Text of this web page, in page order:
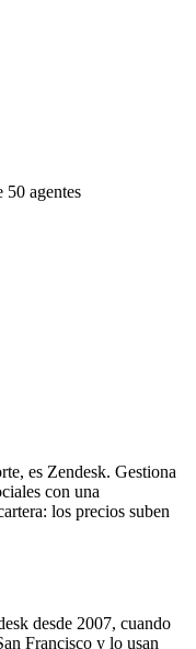
50 agentes
es Zendesk. Gestiona
con una
los precios suben
desde 2007, cuando
Francisco y lo usan